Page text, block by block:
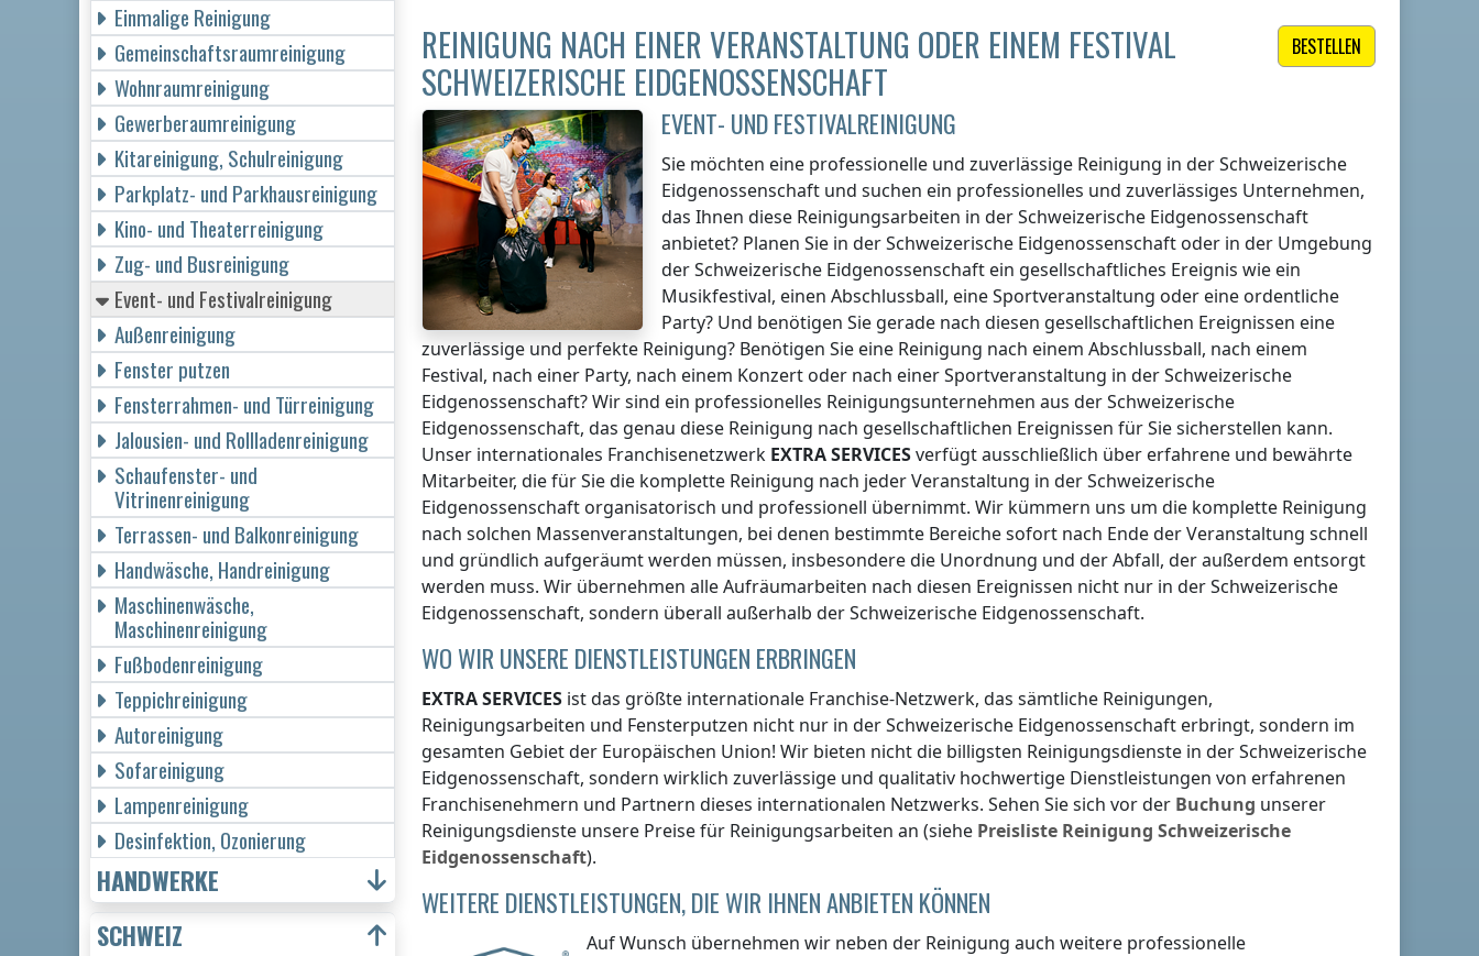
BESTELLEN
REINIGUNG NACH EINER VERANSTALTUNG ODER EINEM FESTIVAL
SCHWEIZERISCHE EIDGENOSSENSCHAFT
EVENT- UND FESTIVALREINIGUNG
Sie möchten eine professionelle und zuverlässige Reinigung in der Schweizerische
Eidgenossenschaft und suchen ein professionelles und zuverlässiges Unternehmen,
das Ihnen diese Reinigungsarbeiten in der Schweizerische Eidgenossenschaft
anbietet? Planen Sie in der Schweizerische Eidgenossenschaft oder in der Umgebung
der Schweizerische Eidgenossenschaft ein gesellschaftliches Ereignis wie ein
Musikfestival, einen Abschlussball, eine Sportveranstaltung oder eine ordentliche
Party? Und benötigen Sie gerade nach diesen gesellschaftlichen Ereignissen eine
zuverlässige und perfekte Reinigung? Benötigen Sie eine Reinigung nach einem Abschlussball, nach einem
Festival, nach einer Party, nach einem Konzert oder nach einer Sportveranstaltung in der Schweizerische
Eidgenossenschaft? Wir sind ein professionelles Reinigungsunternehmen aus der Schweizerische
Eidgenossenschaft, das genau diese Reinigung nach gesellschaftlichen Ereignissen für Sie sicherstellen kann.
Unser internationales Franchisenetzwerk EXTRA SERVICESverfügt ausschließlich über erfahrene und bewährte
Mitarbeiter, die für Sie die komplette Reinigung nach jeder Veranstaltung in der Schweizerische
Eidgenossenschaft organisatorisch und professionell übernimmt. Wir kümmern uns um die komplette Reinigung
nach solchen Massenveranstaltungen, bei denen bestimmte Bereiche sofort nach Ende der Veranstaltung schnell
und gründlich aufgeräumt werden müssen, insbesondere die Unordnung und der Abfall, der außerdem entsorgt
werden muss. Wir übernehmen alle Aufräumarbeiten nach diesen Ereignissen nicht nur in der Schweizerische
Eidgenossenschaft, sondern überall außerhalb der Schweizerische Eidgenossenschaft.
WO WIR UNSERE DIENSTLEISTUNGEN ERBRINGEN
EXTRA SERVICES ist das größte internationale Franchise-Netzwerk, das sämtliche Reinigungen,
Reinigungsarbeiten und Fensterputzen nicht nur in der Schweizerische Eidgenossenschaft erbringt, sondern im
gesamten Gebiet der Europäischen Union! Wir bieten nicht die billigsten Reinigungsdienste in der Schweizerische
Eidgenossenschaft, sondern wirklich zuverlässige und qualitativ hochwertige Dienstleistungen von erfahrenen
Franchisenehmern und Partnern dieses internationalen Netzwerks. Sehen Sie sich vor der Buchung unserer
Reinigungsdienste unsere Preise für Reinigungsarbeiten an (siehe Preisliste Reinigung Schweizerische
Eidgenossenschaft).
WEITERE DIENSTLEISTUNGEN, DIE WIR IHNEN ANBIETEN KÖNNEN
Auf Wunsch übernehmen wir neben der Reinigung auch weitere professionelle
Einmalige Reinigung
Gemeinschaftsraumreinigung
Wohnraumreinigung
Gewerberaumreinigung
Kitareinigung, Schulreinigung
Parkplatz- und Parkhausreinigung
Kino- und Theaterreinigung
Zug- und Busreinigung
Event- und Festivalreinigung
Außenreinigung
Fenster putzen
Fensterrahmen- und Türreinigung
Jalousien- und Rollladenreinigung
Schaufenster- und
Vitrinenreinigung
Terrassen- und Balkonreinigung
Handwäsche, Handreinigung
Maschinenwäsche,
Maschinenreinigung
Fußbodenreinigung
Teppichreinigung
Autoreinigung
Sofareinigung
Lampenreinigung
Desinfektion, Ozonierung
HANDWERKE
SCHWEIZ